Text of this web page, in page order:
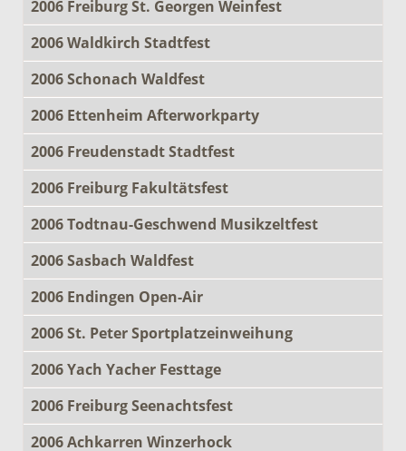
2006 Freiburg St. Georgen Weinfest
2006 Waldkirch Stadtfest
2006 Schonach Waldfest
2006 Ettenheim Afterworkparty
2006 Freudenstadt Stadtfest
2006 Freiburg Fakultätsfest
2006 Todtnau-Geschwend Musikzeltfest
2006 Sasbach Waldfest
2006 Endingen Open-Air
2006 St. Peter Sportplatzeinweihung
2006 Yach Yacher Festtage
2006 Freiburg Seenachtsfest
2006 Achkarren Winzerhock